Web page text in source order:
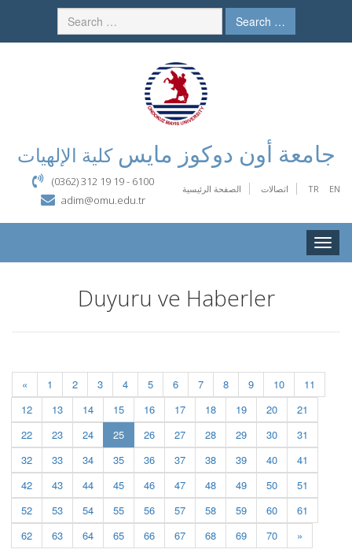
Search …
جامعة أون دوكوز مايسكلية الإلهيات
الصفحة الرئيسية اتصالات TR EN
(0362) 312 19 19 - 6100
adim@omu.edu.tr
Toggle
Duyuru ve Haberler
« 1 2 3 4 5 6 7 8 9 10
11
12
13 14 15 16 17 18 19 20
21
22
23 24 25(current)
26 27 28 29 30
31
32
33 34 35 36 37 38 39 40
41
42
43 44 45 46 47 48 49 50
51
52
53 54 55 56 57 58 59 60
61
62
63 64 65 66 67 68 69 70 »